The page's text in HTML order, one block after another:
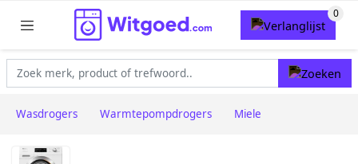
Wasdrogers Warmtepompdrogers Miele